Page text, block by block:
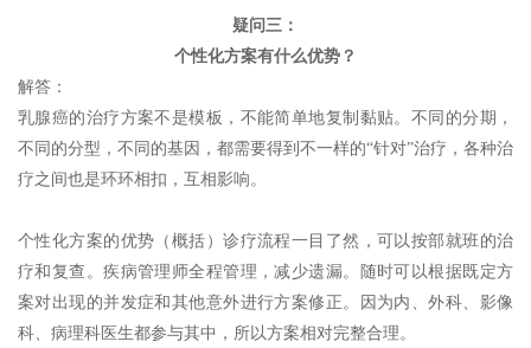
疑问三：
个性化方案有什么优势？
解答：
乳腺癌的治疗方案不是模板，不能简单地复制黏贴。不同的分期，
不同的分型，不同的基因，都需要得到不一样的“针对”治疗，各种治
疗之间也是环环相扣，互相影响。
个性化方案的优势（概括）诊疗流程一目了然，可以按部就班的治
疗和复查。疾病管理师全程管理，减少遗漏。随时可以根据既定方
案对出现的并发症和其他意外进行方案修正。因为内、外科、影像
科、病理科医生都参与其中，所以方案相对完整合理。